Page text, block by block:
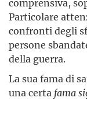
comprensiva,
Particolare
confronti degli
persone
della guerra.
La sua fama di
una certa fama